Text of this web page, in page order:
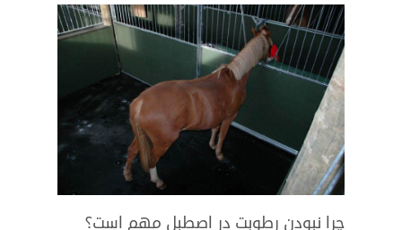
چرا نبودن رطوبت در اصطبل مهم است؟